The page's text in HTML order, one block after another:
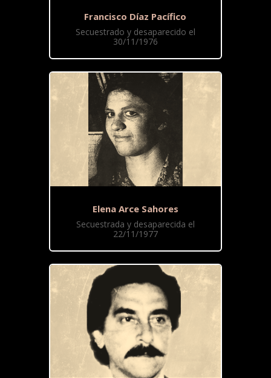
Francisco Díaz Pacífico
Secuestrado y desaparecido el
30/11/1976
Elena Arce Sahores
Secuestrada y desaparecida el
22/11/1977